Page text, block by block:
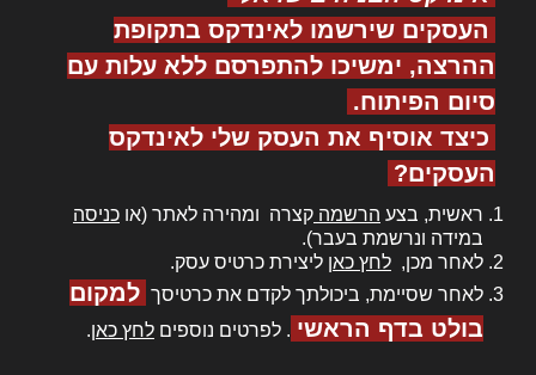
העסקים שירשמו לאינדקס בתקופת
ההרצה, ימשיכו להתפרסם ללא עלות עם
סיום הפיתוח.
כיצד אוסיף את העסק שלי לאינדקס
העסקים?
ראשית, בצע הרשמה קצרה ומהירה לאתר (או כניסה
במידה ונרשמת בעבר).
לאחר מכן, לחץ כאן ליצירת כרטיס עסק.
לאחר שסיימת, ביכולתך לקדם את כרטיסך למקום
בולט בדף הראשי . לפרטים נוספים לחץ כאן.